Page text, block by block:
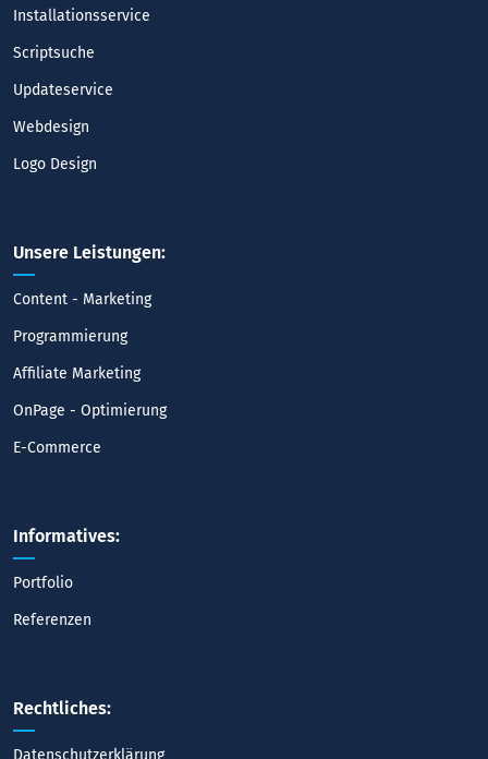
Installationsservice
Scriptsuche
Updateservice
Webdesign
Logo Design
Unsere Leistungen:
Content - Marketing
Programmierung
Affiliate Marketing
OnPage - Optimierung
E-Commerce
Informatives:
Portfolio
Referenzen
Rechtliches:
Datenschutzerklärung